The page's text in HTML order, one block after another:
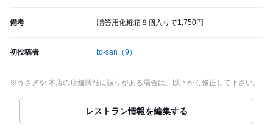
備考 贈答用化粧箱８個入りで1,750円
初投稿者 to-san （9）
※うさぎや 本店の店舗情報に誤りがある場合は、以下から修正して下さい。